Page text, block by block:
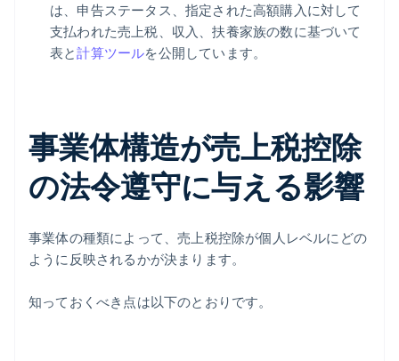
は、申告ステータス、指定された高額購入に対して
支払われた売上税、収入、扶養家族の数に基づいて
表と計算ツールを公開しています。
事業体構造が売上税控除
の法令遵守に与える影響
事業体の種類によって、売上税控除が個人レベルにどの
ように反映されるかが決まります。
知っておくべき点は以下のとおりです。